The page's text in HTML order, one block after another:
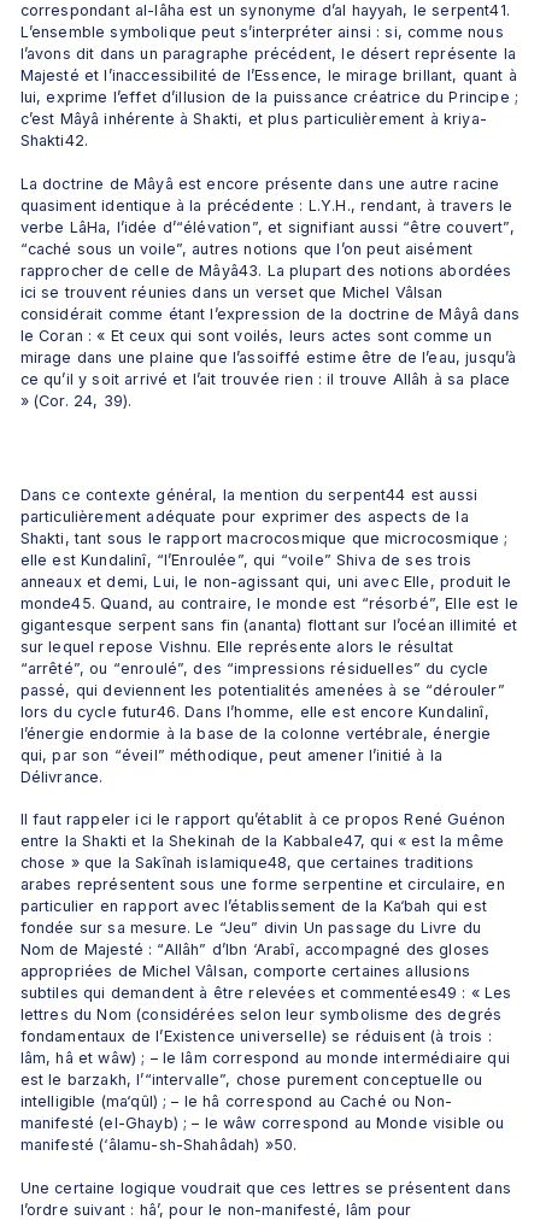
correspondant al-lâha est un synonyme d’al hayyah, le serpent41.
L’ensemble symbolique peut s’interpréter ainsi : si, comme nous
l’avons dit dans un paragraphe précédent, le désert représente la
Majesté et l’inaccessibilité de l’Essence, le mirage brillant, quant à
lui, exprime l’effet d’illusion de la puissance créatrice du Principe ;
c’est Mâyâ inhérente à Shakti, et plus particulièrement à kriya-
Shakti42.
La doctrine de Mâyâ est encore présente dans une autre racine
quasiment identique à la précédente : L.Y.H., rendant, à travers le
verbe LâHa, l’idée d’“élévation”, et signifiant aussi “être couvert”,
“caché sous un voile”, autres notions que l’on peut aisément
rapprocher de celle de Mâyâ43. La plupart des notions abordées
ici se trouvent réunies dans un verset que Michel Vâlsan
considérait comme étant l’expression de la doctrine de Mâyâ dans
le Coran : « Et ceux qui sont voilés, leurs actes sont comme un
mirage dans une plaine que l’assoiffé estime être de l’eau, jusqu’à
ce qu’il y soit arrivé et l’ait trouvée rien : il trouve Allâh à sa place
» (Cor. 24, 39).
Dans ce contexte général, la mention du serpent44 est aussi
particulièrement adéquate pour exprimer des aspects de la
Shakti, tant sous le rapport macrocosmique que microcosmique ;
elle est Kundalinî, “l’Enroulée”, qui “voile” Shiva de ses trois
anneaux et demi, Lui, le non-agissant qui, uni avec Elle, produit le
monde45. Quand, au contraire, le monde est “résorbé”, Elle est le
gigantesque serpent sans fin (ananta) flottant sur l’océan illimité et
sur lequel repose Vishnu. Elle représente alors le résultat
“arrêté”, ou “enroulé”, des “impressions résiduelles” du cycle
passé, qui deviennent les potentialités amenées à se “dérouler”
lors du cycle futur46. Dans l’homme, elle est encore Kundalinî,
l’énergie endormie à la base de la colonne vertébrale, énergie
qui, par son “éveil” méthodique, peut amener l’initié à la
Délivrance.
Il faut rappeler ici le rapport qu’établit à ce propos René Guénon
entre la Shakti et la Shekinah de la Kabbale47, qui « est la même
chose » que la Sakînah islamique48, que certaines traditions
arabes représentent sous une forme serpentine et circulaire, en
particulier en rapport avec l’établissement de la Ka‘bah qui est
fondée sur sa mesure. Le “Jeu” divin Un passage du Livre du
Nom de Majesté : “Allâh” d’Ibn ‘Arabî, accompagné des gloses
appropriées de Michel Vâlsan, comporte certaines allusions
subtiles qui demandent à être relevées et commentées49 : « Les
lettres du Nom (considérées selon leur symbolisme des degrés
fondamentaux de l’Existence universelle) se réduisent (à trois :
lâm, hâ et wâw) ; – le lâm correspond au monde intermédiaire qui
est le barzakh, l’“intervalle”, chose purement conceptuelle ou
intelligible (ma‘qûl) ; – le hâ correspond au Caché ou Non-
manifesté (el-Ghayb) ; – le wâw correspond au Monde visible ou
manifesté (‘âlamu-sh-Shahâdah) »50.
Une certaine logique voudrait que ces lettres se présentent dans
l’ordre suivant : hâ’, pour le non-manifesté, lâm pour